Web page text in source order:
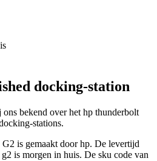
docking-station
bekend over het hp thunderbolt
stations.
is gemaakt door hp. De levertijd
is morgen in huis. De sku code van